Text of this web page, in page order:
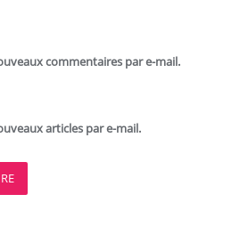
commentaires par e-mail.
articles par e-mail.